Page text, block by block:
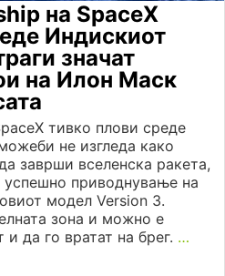
на SpaceX
Индискиот
значат
на Илон Маск
тивко плови среде
не изгледа како
заврши вселенска ракета,
успешно приводнување на
модел Version 3.
зона и можно е
да го вратат на брег. …